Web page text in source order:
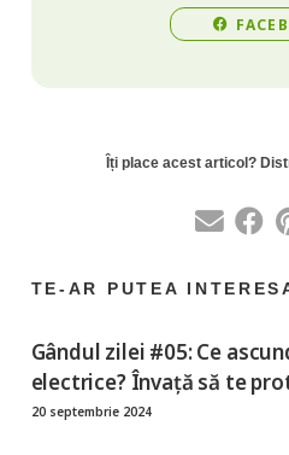
Gândul zilei #05: Ce
electrice? Învață să te
20 septembrie 2024